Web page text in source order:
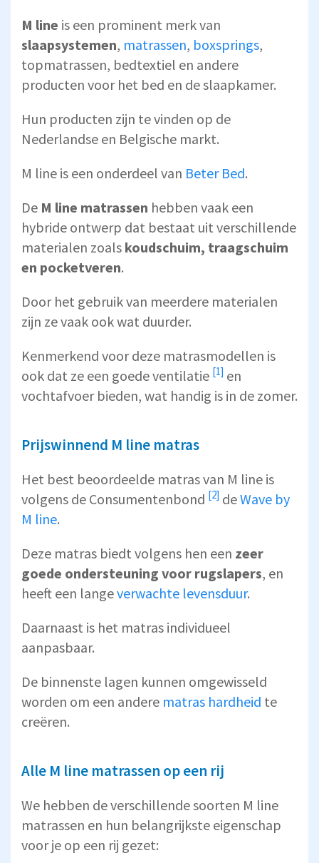
M line is een prominent merk van
slaapsystemen, matrassen, boxsprings,
topmatrassen, bedtextiel en andere
producten voor het bed en de slaapkamer.
Hun producten zijn te vinden op de
Nederlandse en Belgische markt.
M line is een onderdeel van Beter Bed.
De M line matrassen hebben vaak een
hybride ontwerp dat bestaat uit verschillende
materialen zoals koudschuim, traagschuim
en pocketveren.
Door het gebruik van meerdere materialen
zijn ze vaak ook wat duurder.
Kenmerkend voor deze matrasmodellen is
ook dat ze een goede ventilatie [1] en
vochtafvoer bieden, wat handig is in de zomer.
Prijswinnend M line matras
Het best beoordeelde matras van M line is
volgens de Consumentenbond [2] deWave by
M line.
Deze matras biedt volgens hen een zeer
goede ondersteuning voor rugslapers, en
heeft een langeverwachte levensduur.
Daarnaast is het matras individueel
aanpasbaar.
De binnenste lagen kunnen omgewisseld
worden om een andere matras hardheid te
creëren.
Alle M line matrassen op een rij
We hebben de verschillende soorten M line
matrassen en hun belangrijkste eigenschap
voor je op een rij gezet: